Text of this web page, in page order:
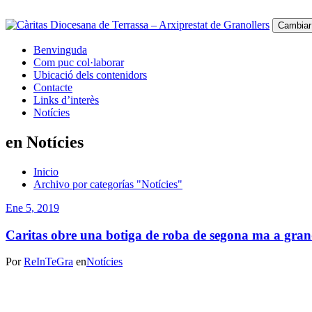
Benvinguda
Com puc col·laborar
Ubicació dels contenidors
Contacte
Links d’interès
Notícies
en Notícies
Inicio
Archivo por categorías "Notícies"
Ene 5, 2019
Caritas obre una botiga de roba de segona ma a
PorReInTeGra enNotícies